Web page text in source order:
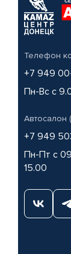
Телефон
+7 949
Пн-Вс с
Автосалон
+7 949
Пн-Пт с
15.00